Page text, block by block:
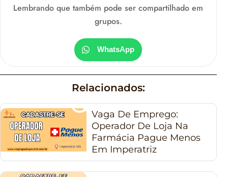
Lembrando que também pode ser compartilhado em
grupos.
WhatsApp
Relacionados:
Vaga De Emprego:
Operador De Loja Na
Farmácia Pague Menos
Em Imperatriz